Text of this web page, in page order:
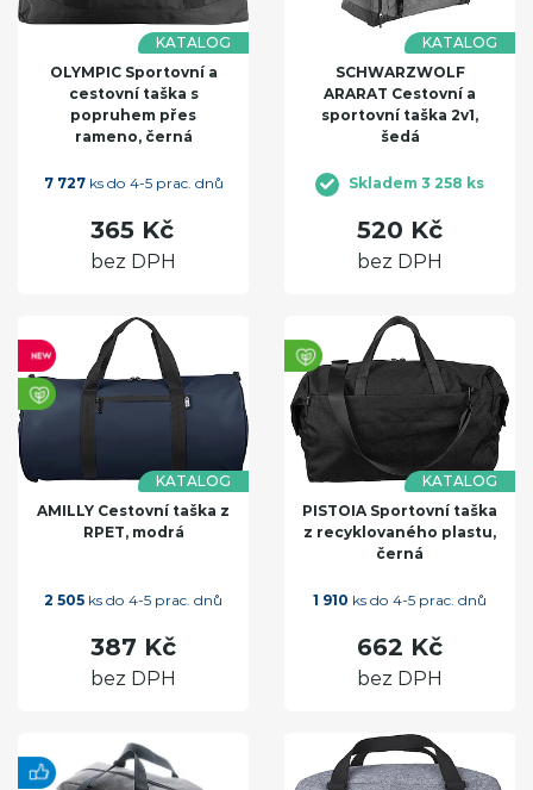
KATALOG
OLYMPIC Sportovní a
cestovní taška s
popruhem přes
rameno, černá
7 727ks do 4-5 prac. dnů
365 Kč
bez DPH
KATALOG
SCHWARZWOLF
ARARAT Cestovní a
sportovní taška 2v1,
šedá
Skladem 3 258 ks
520 Kč
bez DPH
KATALOG
AMILLY Cestovní taška z
RPET, modrá
2 505 ks do 4-5 prac. dnů
387 Kč
bez DPH
KATALOG
PISTOIA Sportovní taška
z recyklovaného plastu,
černá
1 910 ks do 4-5 prac. dnů
662 Kč
bez DPH